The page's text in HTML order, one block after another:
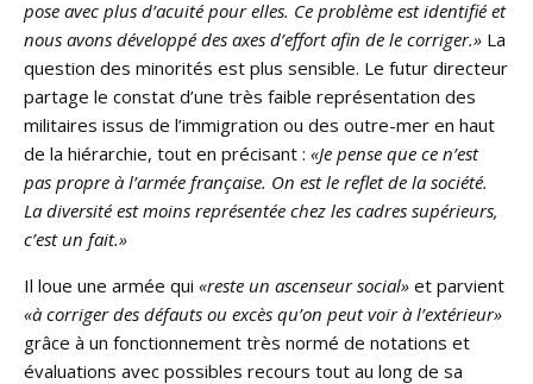
pose avec plus d’acuité pour elles. Ce problème est identifié et
nous avons développé des axes d’effort afin de le corriger.» La
question des minorités est plus sensible. Le futur directeur
partage le constat d’une très faible représentation des
militaires issus de l’immigration ou des outre-mer en haut
de la hiérarchie, tout en précisant : «Je pense que ce n’est
pas propre à l’armée française. On est le reflet de la société.
La diversité est moins représentée chez les cadres supérieurs,
c’est un fait.»
Il loue une armée qui «reste un ascenseur social» et parvient
«à corriger des défauts ou excès qu’on peut voir à l’extérieur»
grâce à un fonctionnement très normé de notations et
évaluations avec possibles recours tout au long de sa